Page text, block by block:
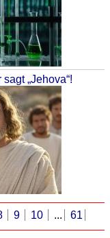
„Jehova“!
9 10 ... 61